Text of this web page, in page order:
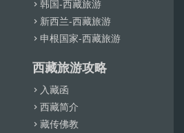
 韩国-西藏旅游
 新西兰-西藏旅游
 申根国家-西藏旅游
西藏旅游攻略
 入藏函
 西藏简介
 藏传佛教